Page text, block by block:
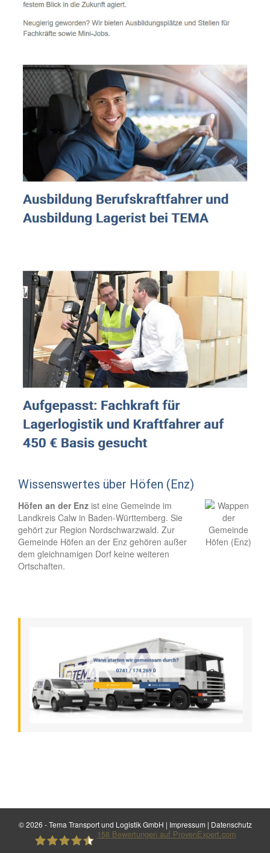
Wissenswertes über Höfen (Enz)
Höfen an der Enz ist eine Gemeinde im
Landkreis Calw in Baden-Württemberg. Sie
gehört zur Region Nordschwarzwald. Zur
Gemeinde Höfen an der Enz gehören außer
dem gleichnamigen Dorf keine weiteren
Ortschaften.
©2026 - Tema Transport und Logistik GmbH | Impressum | Datenschutz
158Bewertungen auf ProvenExpert.com